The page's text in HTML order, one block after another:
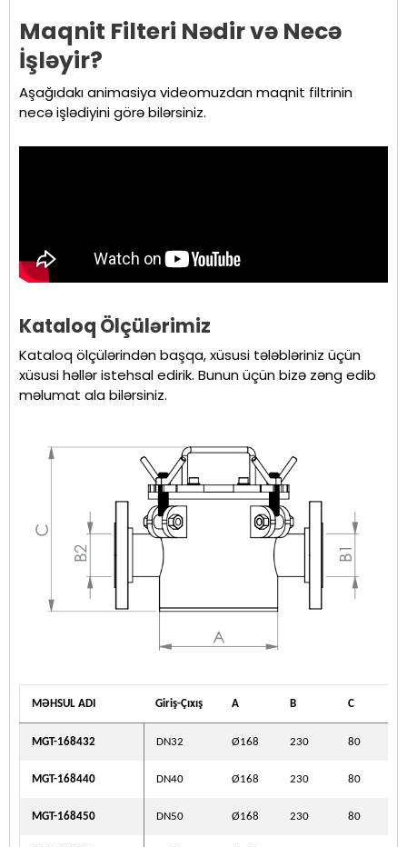
Maqnit Filteri Nədir və Necə
İşləyir?
Aşağıdakı animasiya videomuzdan maqnit filtrinin
necə işlədiyini görə bilərsiniz.
Kataloq Ölçülərimiz
Kataloq ölçülərindən başqa, xüsusi tələbləriniz üçün
xüsusi həllər istehsal edirik. Bunun üçün bizə zəng edib
məlumat ala bilərsiniz.
MƏHSUL ADI Giriş-Çıxış A B C
MGT-168432 DN32 Ø168 230 80
MGT-168440 DN40 Ø168 230 80
MGT-168450 DN50 Ø168 230 80